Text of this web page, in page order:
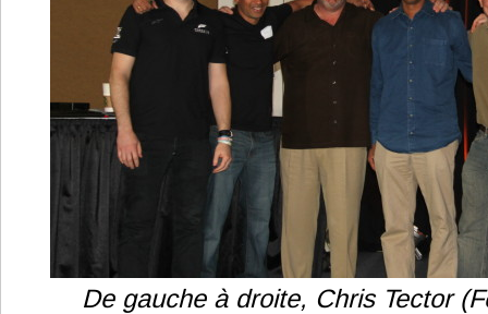
De gauche à droite, Chris Tector